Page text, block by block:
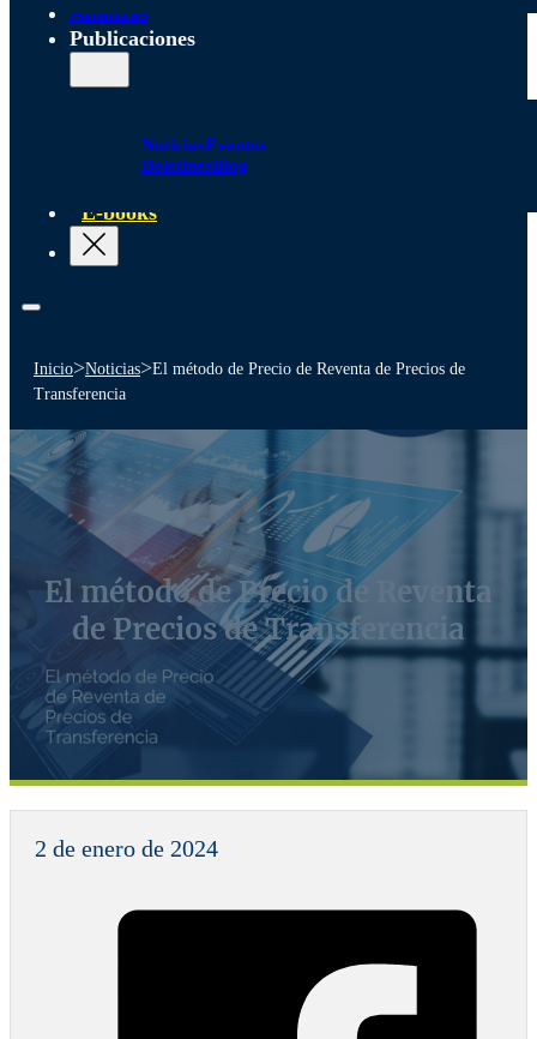
Alianzas
Publicaciones
NoticiasEventos
BoletinesBlog
E-books
Inicio>Noticias>El método de Precio de Reventa de Precios de
Transferencia
El método de Precio de Reventa
de Precios de Transferencia
2 de enero de 2024